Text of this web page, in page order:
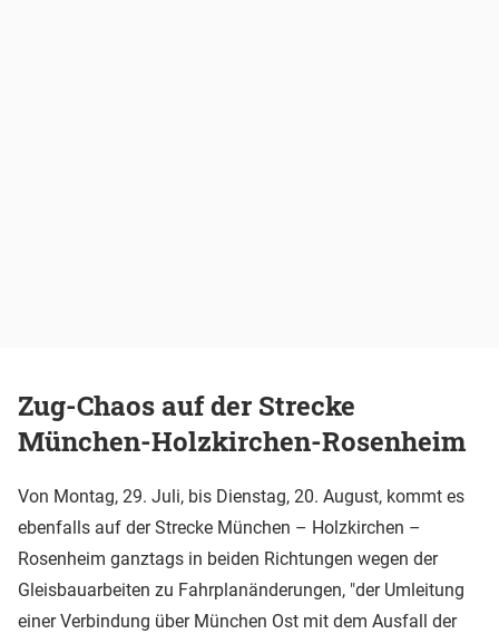
Zug-Chaos auf der Strecke
München-Holzkirchen-Rosenheim
Von Montag, 29. Juli, bis Dienstag, 20. August, kommt es
ebenfalls auf der Strecke München – Holzkirchen –
Rosenheim ganztags in beiden Richtungen wegen der
Gleisbauarbeiten zu Fahrplanänderungen, "der Umleitung
einer Verbindung über München Ost mit dem Ausfall der